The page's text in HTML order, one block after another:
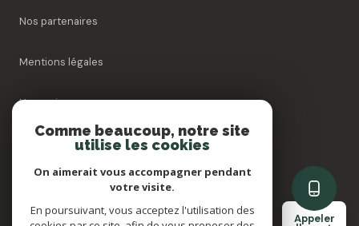
Appeler
Nos partenaires
Mentions légales
Honoraires
Comme beaucoup, notre site
utilise les cookies
On aimerait vous accompagner pendant
votre visite.
En poursuivant, vous acceptez l'utilisation des